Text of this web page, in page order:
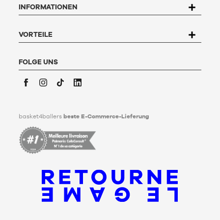
widersprechen und zu löschen. Um dieses Recht auszuüben,
kann der Nutzer an Basket4Ballers, 104 rue de Hochfelden,
Kundenservice
klicken Sie
.
Lebzeiten Richtlinien für die Aufbewahrung, Löschung und
Weitergabe seiner personenbezogenen Daten nach seinem
Tod festlegen kann. Um mehr darüber zu erfahren,
bitte hier
INFORMATIONEN
VORTEILE
FOLGE UNS
basket4ballers beste E-Commerce-Lieferung